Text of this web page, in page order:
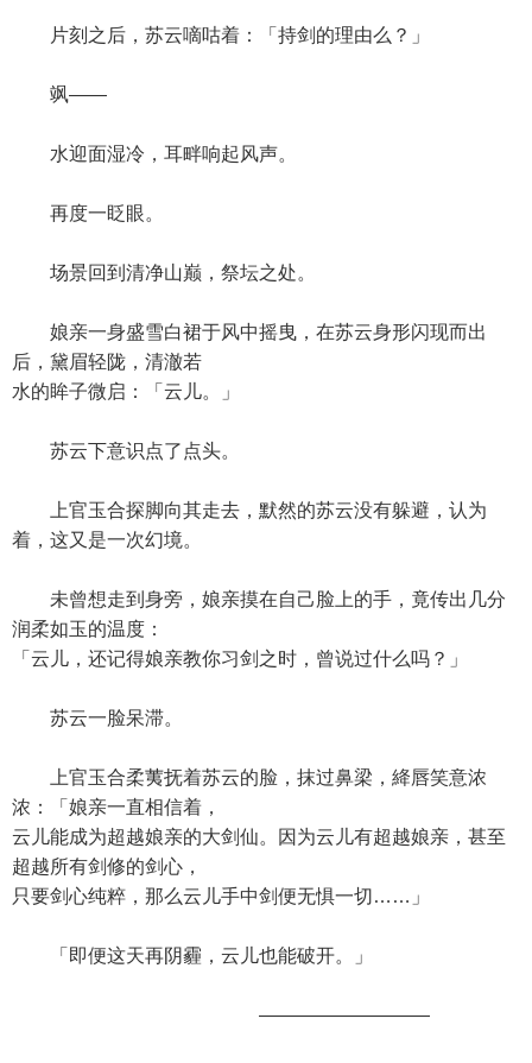
片刻之后，苏云嘀咕着：「持剑的理由么？」
飒——
水迎面湿冷，耳畔响起风声。
再度一眨眼。
场景回到清净山巅，祭坛之处。
娘亲一身盛雪白裙于风中摇曳，在苏云身形闪现而出
后，黛眉轻陇，清澈若
水的眸子微启：「云儿。」
苏云下意识点了点头。
上官玉合探脚向其走去，默然的苏云没有躲避，认为
着，这又是一次幻境。
未曾想走到身旁，娘亲摸在自己脸上的手，竟传出几分
润柔如玉的温度：
「云儿，还记得娘亲教你习剑之时，曾说过什么吗？」
苏云一脸呆滞。
上官玉合柔荑抚着苏云的脸，抹过鼻梁，絳唇笑意浓
浓：「娘亲一直相信着，
云儿能成为超越娘亲的大剑仙。因为云儿有超越娘亲，甚至
超越所有剑修的剑心，
只要剑心纯粹，那么云儿手中剑便无惧一切……」
「即便这天再阴霾，云儿也能破开。」
—————————